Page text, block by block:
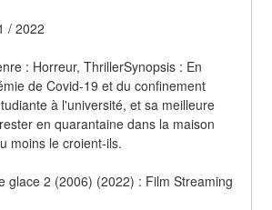
/ 2022
: Horreur, ThrillerSynopsis : En
de Covid-19 et du confinement
à l'université, et sa meilleure
en quarantaine dans la maison
moins le croient-ils.
glace 2 (2006) (2022) : Film Streaming